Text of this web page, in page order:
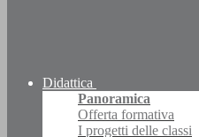
Didattica
Panoramica
Offerta formativa
I progetti delle classi